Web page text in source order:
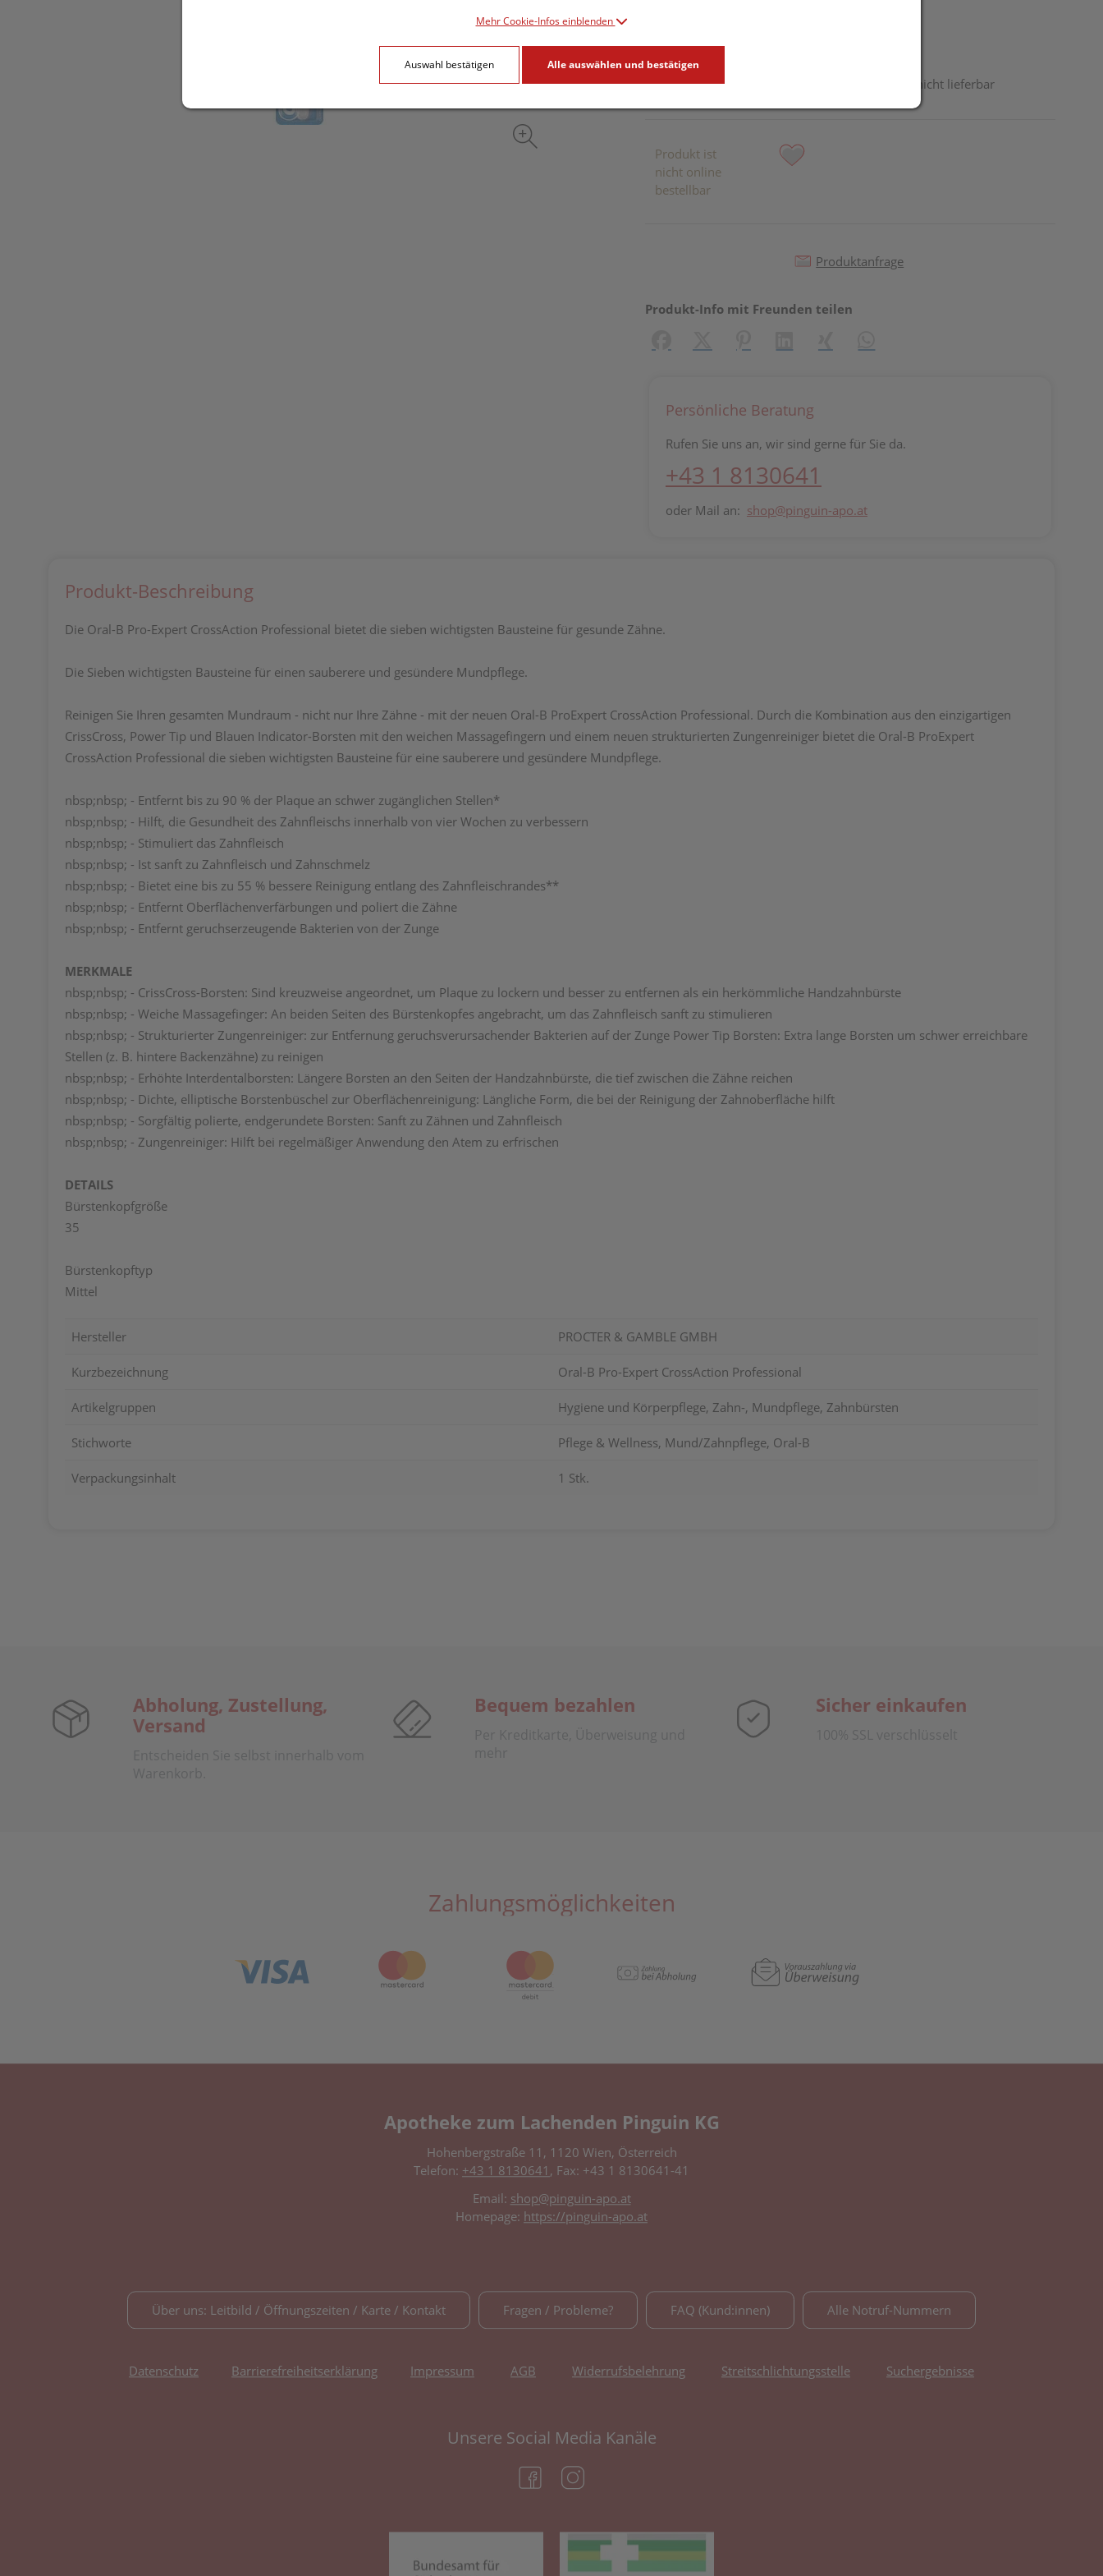
Dieses Produkt ist derzeit vom Hersteller nicht lieferbar
Produkt ist
nicht online
bestellbar
Produktanfrage
Produkt-Info mit Freunden teilen
Persönliche Beratung
Rufen Sie uns an, wir sind gerne für Sie da.
+43 1 8130641
oder Mail an: shop@pinguin-apo.at
Produkt-Beschreibung
Die Oral-B Pro-Expert CrossAction Professional bietet die sieben wichtigsten Bausteine für gesunde Zähne.
Die Sieben wichtigsten Bausteine für einen sauberere und gesündere Mundpflege.
Reinigen Sie Ihren gesamten Mundraum - nicht nur Ihre Zähne - mit der neuen Oral-B ProExpert CrossAction Professional. Durch die Kombination aus den einzigartigen
CrissCross, Power Tip und Blauen Indicator-Borsten mit den weichen Massagefingern und einem neuen strukturierten Zungenreiniger bietet die Oral-B ProExpert
CrossAction Professional die sieben wichtigsten Bausteine für eine sauberere und gesündere Mundpflege.
nbsp;nbsp; - Entfernt bis zu 90 % der Plaque an schwer zugänglichen Stellen*
nbsp;nbsp; - Hilft, die Gesundheit des Zahnfleischs innerhalb von vier Wochen zu verbessern
nbsp;nbsp; - Stimuliert das Zahnfleisch
nbsp;nbsp; - Ist sanft zu Zahnfleisch und Zahnschmelz
nbsp;nbsp; - Bietet eine bis zu 55 % bessere Reinigung entlang des Zahnfleischrandes**
nbsp;nbsp; - Entfernt Oberflächenverfärbungen und poliert die Zähne
nbsp;nbsp; - Entfernt geruchserzeugende Bakterien von der Zunge
MERKMALE
nbsp;nbsp; - CrissCross-Borsten: Sind kreuzweise angeordnet, um Plaque zu lockern und besser zu entfernen als ein herkömmliche Handzahnbürste
nbsp;nbsp; - Weiche Massagefinger: An beiden Seiten des Bürstenkopfes angebracht, um das Zahnfleisch sanft zu stimulieren
nbsp;nbsp; - Strukturierter Zungenreiniger: zur Entfernung geruchsverursachender Bakterien auf der Zunge Power Tip Borsten: Extra lange Borsten um schwer erreichbare
Stellen (z. B. hintere Backenzähne) zu reinigen
nbsp;nbsp; - Erhöhte Interdentalborsten: Längere Borsten an den Seiten der Handzahnbürste, die tief zwischen die Zähne reichen
nbsp;nbsp; - Dichte, elliptische Borstenbüschel zur Oberflächenreinigung: Längliche Form, die bei der Reinigung der Zahnoberfläche hilft
nbsp;nbsp; - Sorgfältig polierte, endgerundete Borsten: Sanft zu Zähnen und Zahnfleisch
nbsp;nbsp; - Zungenreiniger: Hilft bei regelmäßiger Anwendung den Atem zu erfrischen
DETAILS
Bürstenkopfgröße
35
Bürstenkopftyp
Mittel
Hersteller PROCTER & GAMBLE GMBH
Kurzbezeichnung Oral-B Pro-Expert CrossAction Professional
Artikelgruppen Hygiene und Körperpflege, Zahn-, Mundpflege, Zahnbürsten
Stichworte Pflege & Wellness, Mund/Zahnpflege, Oral-B
Verpackungsinhalt 1 Stk.
Abholung, Zustellung,
Versand
Entscheiden Sie selbst innerhalb vom
Warenkorb.
Bequem bezahlen
Per Kreditkarte, Überweisung und
mehr
Sicher einkaufen
100% SSL verschlüsselt
Zahlungsmöglichkeiten
Apotheke zum Lachenden Pinguin KG
Hohenbergstraße 11, 1120 Wien, Österreich
Telefon: +43 1 8130641 , Fax: +43 1 8130641-41
Email: shop@pinguin-apo.at
Homepage: https://pinguin-apo.at
Über uns: Leitbild / Öffnungszeiten / Karte / Kontakt Fragen / Probleme? FAQ (Kund:innen) Alle Notruf-Nummern
Datenschutz Barrierefreiheitserklärung Impressum AGB Widerrufsbelehrung Streitschlichtungsstelle Suchergebnisse
Unsere Social Media Kanäle
(öffnet in neuem Tab)
(öffnet in neuem Tab)
Mehr Cookie-Infos einblenden
Auswahl bestätigen Alle auswählen und bestätigen